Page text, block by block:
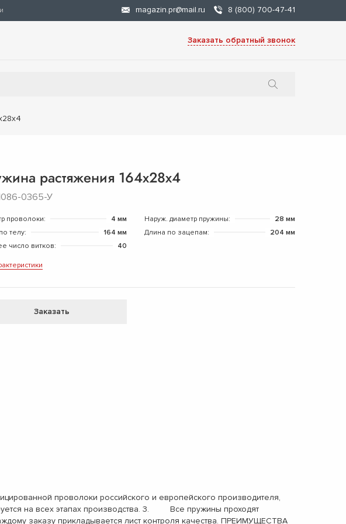
magazin.pr@mail.ru 8 (800) 700-47-41
Заказать обратный звонок
растяжения 164х28х4
0365-У
проволоки: 4 мм Наруж. диаметр пружины:
28 мм
телу:
164 мм Длина по зацепам:
204 мм
число витков:
40
Заказать
проволоки российского и европейского производителя,
на всех этапах производства. 3. Все пружины проходят
заказу прикладывается лист контроля качества. ПРЕИМУЩЕСТВА